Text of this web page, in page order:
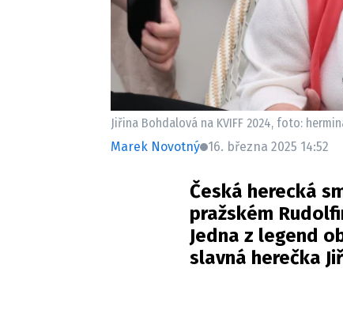
Jiřina Bohdalová na KVIFF 2024, foto:
Marek Novotný 16. března 2025 14:52
Česká herecká
pražském
Jedna z legend
slavná herečka